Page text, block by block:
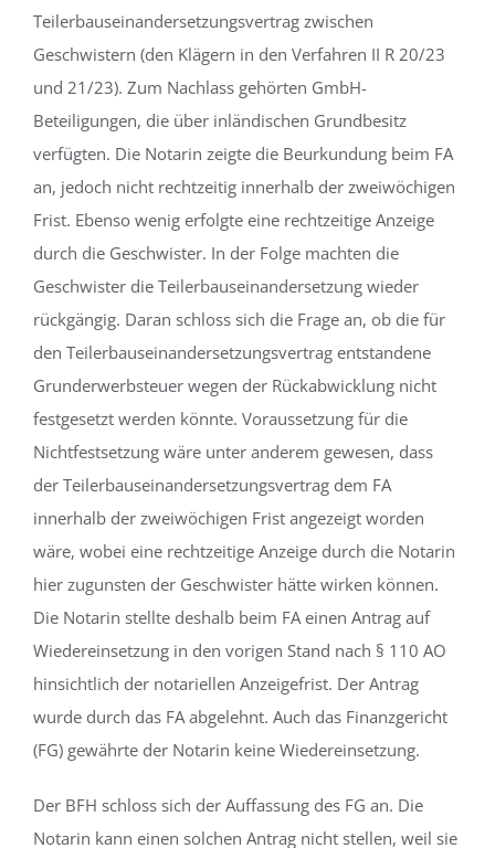
Teilerbauseinandersetzungsvertrag zwischen
Geschwistern (den Klägern in den Verfahren II R 20/23
und 21/23). Zum Nachlass gehörten GmbH-
Beteiligungen, die über inländischen Grundbesitz
verfügten. Die Notarin zeigte die Beurkundung beim FA
an, jedoch nicht rechtzeitig innerhalb der zweiwöchigen
Frist. Ebenso wenig erfolgte eine rechtzeitige Anzeige
durch die Geschwister. In der Folge machten die
Geschwister die Teilerbauseinandersetzung wieder
rückgängig. Daran schloss sich die Frage an, ob die für
den Teilerbauseinandersetzungsvertrag entstandene
Grunderwerbsteuer wegen der Rückabwicklung nicht
festgesetzt werden könnte. Voraussetzung für die
Nichtfestsetzung wäre unter anderem gewesen, dass
der Teilerbauseinandersetzungsvertrag dem FA
innerhalb der zweiwöchigen Frist angezeigt worden
wäre, wobei eine rechtzeitige Anzeige durch die Notarin
hier zugunsten der Geschwister hätte wirken können.
Die Notarin stellte deshalb beim FA einen Antrag auf
Wiedereinsetzung in den vorigen Stand nach § 110 AO
hinsichtlich der notariellen Anzeigefrist. Der Antrag
wurde durch das FA abgelehnt. Auch das Finanzgericht
(FG) gewährte der Notarin keine Wiedereinsetzung.
Der BFH schloss sich der Auffassung des FG an. Die
Notarin kann einen solchen Antrag nicht stellen, weil sie